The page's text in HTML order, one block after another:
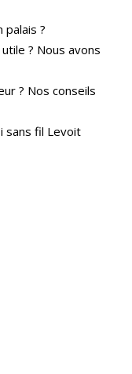
palais ?
? Nous avons
? Nos conseils
sans fil Levoit